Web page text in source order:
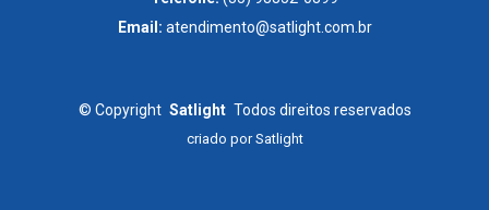
Email: atendimento@satlight.com.br
© Copyright Satlight Todos direitos reservados
criado porSatlight